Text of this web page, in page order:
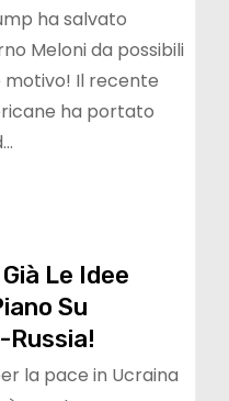
ha salvato
Meloni da possibili
Il recente
ha portato
Le Idee
Su
la pace in Ucraina